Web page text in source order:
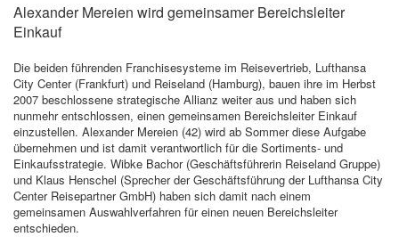
Alexander Mereien wird gemeinsamer Bereichsleiter
Einkauf
Die beiden führenden Franchisesysteme im Reisevertrieb, Lufthansa
City Center (Frankfurt) und Reiseland (Hamburg), bauen ihre im Herbst
2007 beschlossene strategische Allianz weiter aus und haben sich
nunmehr entschlossen, einen gemeinsamen Bereichsleiter Einkauf
einzustellen. Alexander Mereien (42) wird ab Sommer diese Aufgabe
übernehmen und ist damit verantwortlich für die Sortiments- und
Einkaufsstrategie. Wibke Bachor (Geschäftsführerin Reiseland Gruppe)
und Klaus Henschel (Sprecher der Geschäftsführung der Lufthansa City
Center Reisepartner GmbH) haben sich damit nach einem
gemeinsamen Auswahlverfahren für einen neuen Bereichsleiter
entschieden.